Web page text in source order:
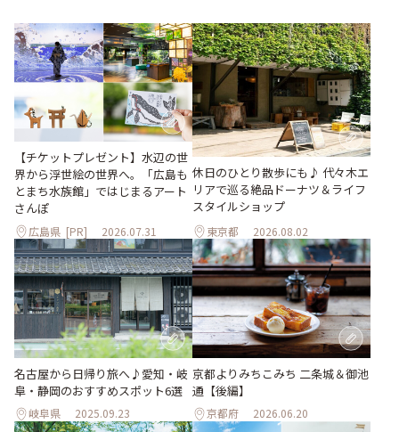
【チケットプレゼント】水辺の世
界から浮世絵の世界へ。「広島も
とまち水族館」ではじまるアート
さんぽ
広島県 [PR] 2026.07.31
休日のひとり散歩にも♪ 代々木エ
リアで巡る絶品ドーナツ＆ライフ
スタイルショップ
東京都 2026.08.02
名古屋から日帰り旅へ♪愛知・岐
阜・静岡のおすすめスポット6選
岐阜県 2025.09.23
京都よりみちこみち 二条城＆御池
通【後編】
京都府 2026.06.20